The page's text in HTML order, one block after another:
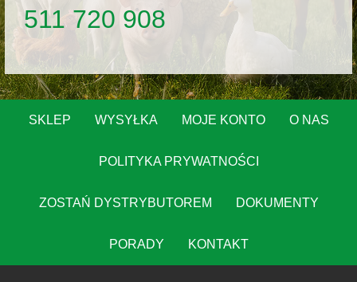
511 720 908
SKLEP WYSYŁKA MOJE KONTO O NAS
POLITYKA PRYWATNOŚCI
ZOSTAŃ DYSTRYBUTOREM DOKUMENTY
PORADY KONTAKT